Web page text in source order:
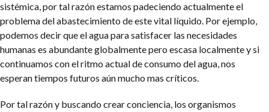
sistémica, por tal razón estamos padeciendo actualmente el
problema del abastecimiento de este vital líquido. Por ejemplo,
podemos decir que el agua para satisfacer las necesidades
humanas es abundante globalmente pero escasa localmente y si
continuamos con el ritmo actual de consumo del agua, nos
esperan tiempos futuros aún mucho mas críticos.
Por tal razón y buscando crear conciencia, los organismos